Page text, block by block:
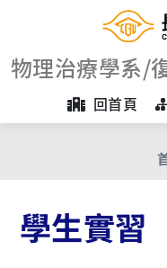
物理治療學系/
回首頁
學生實習